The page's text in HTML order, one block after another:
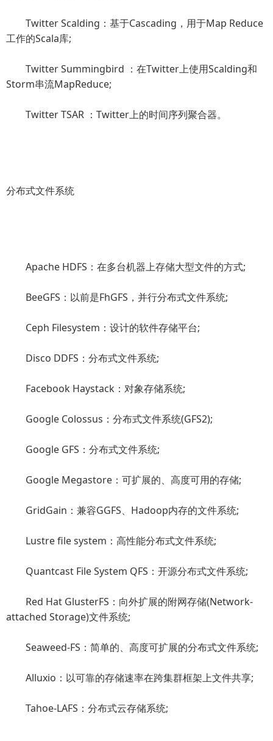
Twitter Scalding：基于Cascading，用于Map Reduce
工作的Scala库;
Twitter Summingbird ：在Twitter上使用Scalding和
Storm串流MapReduce;
Twitter TSAR ：Twitter上的时间序列聚合器。
分布式文件系统
Apache HDFS：在多台机器上存储大型文件的方式;
BeeGFS：以前是FhGFS，并行分布式文件系统;
Ceph Filesystem：设计的软件存储平台;
Disco DDFS：分布式文件系统;
Facebook Haystack：对象存储系统;
Google Colossus：分布式文件系统(GFS2);
Google GFS：分布式文件系统;
Google Megastore：可扩展的、高度可用的存储;
GridGain：兼容GGFS、Hadoop内存的文件系统;
Lustre file system：高性能分布式文件系统;
Quantcast File System QFS：开源分布式文件系统;
Red Hat GlusterFS：向外扩展的附网存储(Network-
attached Storage)文件系统;
Seaweed-FS：简单的、高度可扩展的分布式文件系统;
Alluxio：以可靠的存储速率在跨集群框架上文件共享;
Tahoe-LAFS：分布式云存储系统;